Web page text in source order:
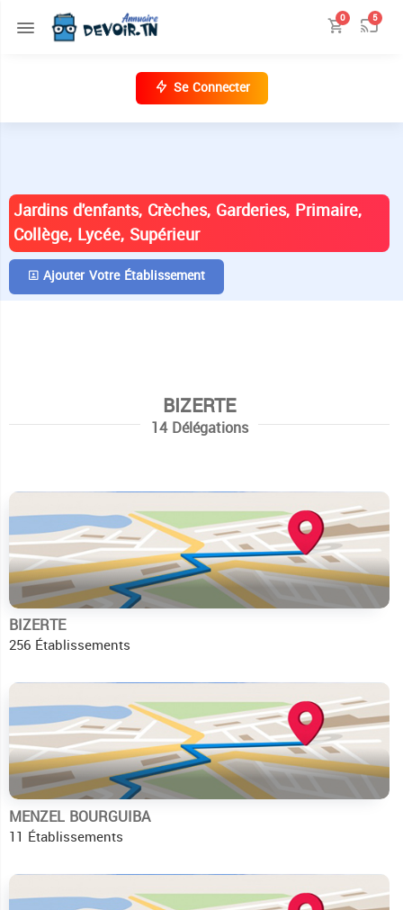
0 5
Se Connecter
Jardins d'enfants, Crèches, Garderies, Primaire,
Collège, Lycée, Supérieur
Ajouter Votre Établissement
BIZERTE
14 Délégations
BIZERTE
256 Établissements
MENZEL BOURGUIBA
11 Établissements